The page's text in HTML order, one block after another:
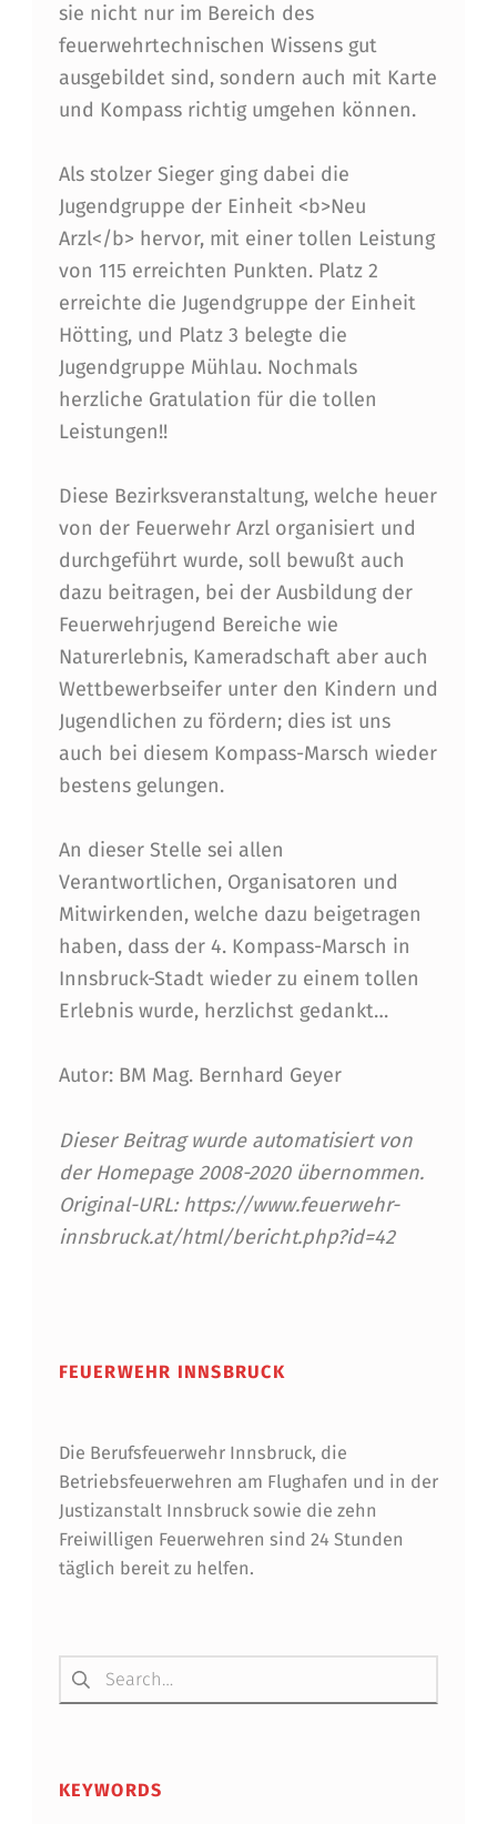
O
M
P
S
S
-
M
A
R
S
H
D
E
R
F
E
U
E
W
E
H
R
-
J
G
E
N
sie nicht nur im Bereich des
feuerwehrtechnischen Wissens gut
ausgebildet sind, sondern auch mit Karte
und Kompass richtig umgehen können.
Als stolzer Sieger ging dabei die
Jugendgruppe der Einheit <b>Neu
Arzl</b> hervor, mit einer tollen Leistung
von 115 erreichten Punkten. Platz 2
erreichte die Jugendgruppe der Einheit
Hötting, und Platz 3 belegte die
Jugendgruppe Mühlau. Nochmals
herzliche Gratulation für die tollen
Leistungen!!
Diese Bezirksveranstaltung, welche heuer
von der Feuerwehr Arzl organisiert und
durchgeführt wurde, soll bewußt auch
dazu beitragen, bei der Ausbildung der
Feuerwehrjugend Bereiche wie
Naturerlebnis, Kameradschaft aber auch
Wettbewerbseifer unter den Kindern und
Jugendlichen zu fördern; dies ist uns
auch bei diesem Kompass-Marsch wieder
bestens gelungen.
An dieser Stelle sei allen
Verantwortlichen, Organisatoren und
Mitwirkenden, welche dazu beigetragen
haben, dass der 4. Kompass-Marsch in
Innsbruck-Stadt wieder zu einem tollen
Erlebnis wurde, herzlichst gedankt…
Autor: BM Mag. Bernhard Geyer
Dieser Beitrag wurde automatisiert von
der Homepage 2008-2020 übernommen.
Original-URL: https://www.feuerwehr-
innsbruck.at/html/bericht.php?id=42
FEUERWEHR INNSBRUCK
Die Berufsfeuerwehr Innsbruck, die
Betriebsfeuerwehren am Flughafen und in der
Justizanstalt Innsbruck sowie die zehn
Freiwilligen Feuerwehren sind 24 Stunden
täglich bereit zu helfen.
Suchen nach:
KEYWORDS